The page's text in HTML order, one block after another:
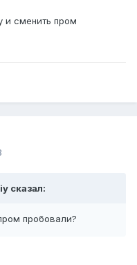
и сменить пром
сказал:
пробовали?